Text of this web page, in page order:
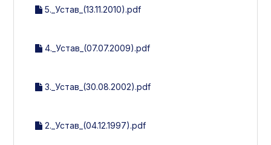
5._Устав_(13.11.2010).pdf
4._Устав_(07.07.2009).pdf
3._Устав_(30.08.2002).pdf
2._Устав_(04.12.1997).pdf